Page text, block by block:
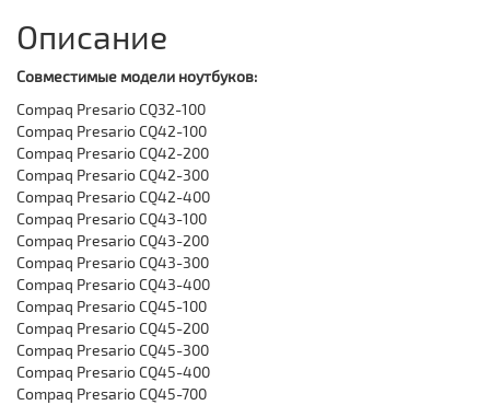
Описание
Совместимые модели ноутбуков:
Compaq Presario CQ32-100
Compaq Presario CQ42-100
Compaq Presario CQ42-200
Compaq Presario CQ42-300
Compaq Presario CQ42-400
Compaq Presario CQ43-100
Compaq Presario CQ43-200
Compaq Presario CQ43-300
Compaq Presario CQ43-400
Compaq Presario CQ45-100
Compaq Presario CQ45-200
Compaq Presario CQ45-300
Compaq Presario CQ45-400
Compaq Presario CQ45-700